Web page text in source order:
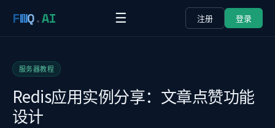
FWQ.AI ☰ 注册 登录
服务器教程
Redis应用实例分享：文章点赞功能
设计